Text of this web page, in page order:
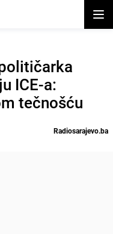
ICE-a:
tečnošću
Radiosarajevo.ba